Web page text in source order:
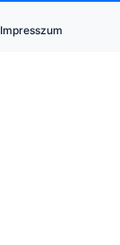
Impresszum